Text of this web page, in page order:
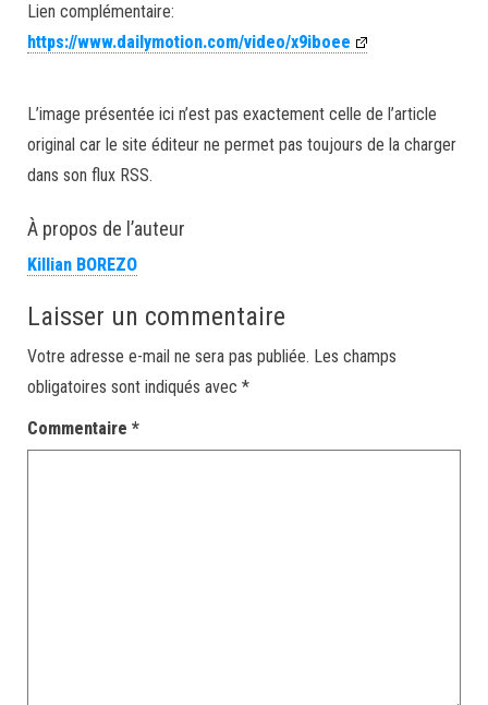
Lien complémentaire:
https://www.dailymotion.com/video/x9iboee
L’image présentée ici n’est pas exactement celle de l’article
original car le site éditeur ne permet pas toujours de la charger
dans son flux RSS.
À propos de l’auteur
Killian BOREZO
Laisser un commentaire
Votre adresse e-mail ne sera pas publiée. Les champs
obligatoires sont indiqués avec *
Commentaire *